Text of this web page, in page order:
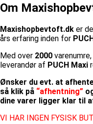
Om
Maxishopbevtoft.dk er
års erfaring inden for
Med over 2000
leverandør af PUCH Maxi
Ønsker du evt. at
så klik på “afhentning”
dine varer ligger klar til
VI HAR INGEN FYSISK